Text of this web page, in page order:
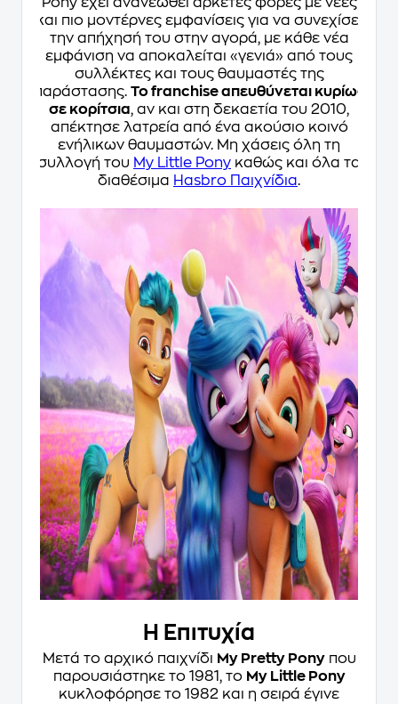
Pony έχει ανανεωθεί αρκετές φορές με νέες
και πιο μοντέρνες εμφανίσεις για να συνεχίσει
την απήχησή του στην αγορά, με κάθε νέα
εμφάνιση να αποκαλείται «γενιά» από τους
συλλέκτες και τους θαυμαστές της
παράστασης. Το franchise απευθύνεται κυρίως
σε κορίτσια, αν και στη δεκαετία του 2010,
απέκτησε λατρεία από ένα ακούσιο κοινό
ενήλικων θαυμαστών. Μη χάσεις όλη τη
συλλογή του My Little Pony καθώς και όλα τα
διαθέσιμα Hasbro Παιχνίδια.
Η Επιτυχία
Μετά το αρχικό παιχνίδι My Pretty Ponyπου
παρουσιάστηκε το 1981, το My Little Pony
κυκλοφόρησε το 1982 και η σειρά έγινε